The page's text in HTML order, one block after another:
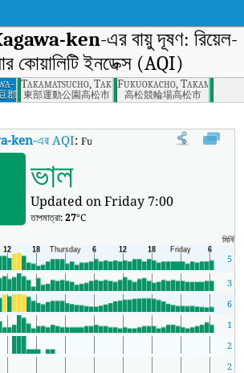
ken-এর বায়ু দূষণ: রিয়েল-
কোয়ালিটি ইনডেক্স (AQI)
郡
Takamatsucho, Takamatsu, Kagawa
東部運動公園高松市
Fukuokacho, Takamatsu,
高松競輪場高松市
ken-এর AQI:Fuchizaki, Kagawa-ken-এর রিয়েল-টাইম
ভাল
Updated on Friday 7:00
তাপমাত্রা:27°C
মিনিট
5
3
6
1
2
2